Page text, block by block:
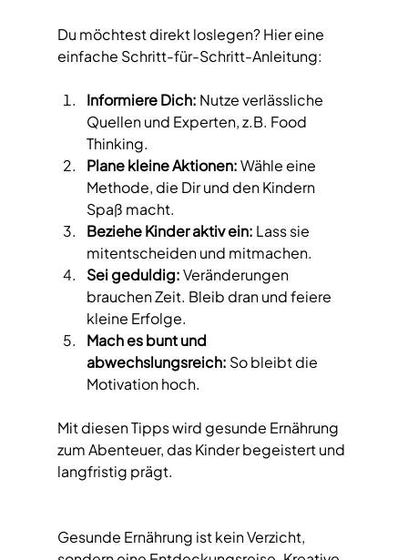
Du möchtest direkt loslegen? Hier eine
einfache Schritt-für-Schritt-Anleitung:
Informiere Dich: Nutze verlässliche
Quellen und Experten, z.B. Food
Thinking.
Plane kleine Aktionen: Wähle eine
Methode, die Dir und den Kindern
Spaß macht.
Beziehe Kinder aktiv ein: Lass sie
mitentscheiden und mitmachen.
Sei geduldig: Veränderungen
brauchen Zeit. Bleib dran und feiere
kleine Erfolge.
Mach es bunt und
abwechslungsreich: So bleibt die
Motivation hoch.
Mit diesen Tipps wird gesunde Ernährung
zum Abenteuer, das Kinder begeistert und
langfristig prägt.
Gesunde Ernährung ist kein Verzicht,